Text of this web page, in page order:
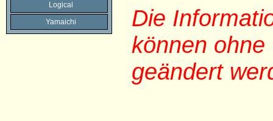
Logical
Yamaichi
Die
können
geändert